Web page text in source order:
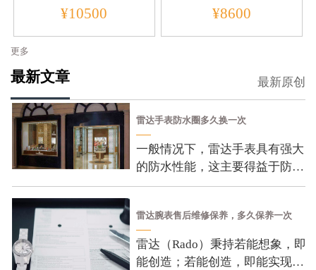
¥10500 ¥8600
更多
最新文章 最新原创
雷达手表防水圈多久换一次
一般情况下，雷达手表具有强大
的防水性能，这主要得益于防水
圈的密闭作用。防水圈通常由橡
要作用是防止水分和
雷达腕表售后维修保养，多久保养一次
雷达（Rado）秉持若能想象，即
能创造；若能创造，即能实现的